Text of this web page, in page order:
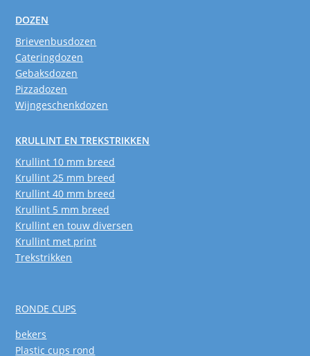
DOZEN
Brievenbusdozen
Cateringdozen
Gebaksdozen
Pizzadozen
Wijngeschenkdozen
KRULLINT EN TREKSTRIKKEN
Krullint 10 mm breed
Krullint 25 mm breed
Krullint 40 mm breed
Krullint 5 mm breed
Krullint en touw diversen
Krullint met print
Trekstrikken
RONDE CUPS
bekers
Plastic cups rond